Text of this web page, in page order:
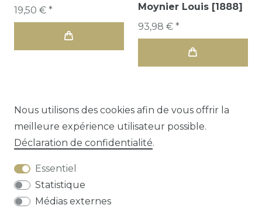
19,50 € *
Moynier Louis [1888]
93,98 € *
1 2 3
Nous utilisons des cookies afin de vous offrir la
meilleure expérience utilisateur possible.
Déclaration de confidentialité.
Essentiel
Statistique
Médias externes